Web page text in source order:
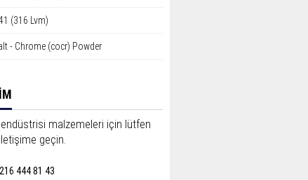
(316 Lvm)
- Chrome (cocr) Powder
malzemeleri için lütfen
geçin.
444 81 43